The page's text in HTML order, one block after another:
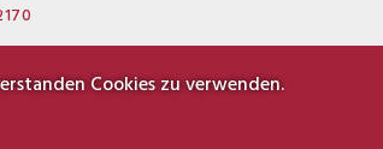
Cookies zu verwenden.